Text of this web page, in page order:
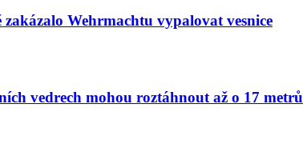
Wehrmachtu vypalovat vesnice
vedrech mohou roztáhnout až o 17 metrů